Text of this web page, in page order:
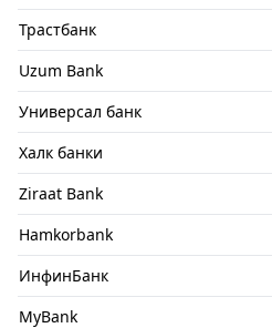
Трастбанк
Uzum Bank
Универсал банк
Халк банки
Ziraat Bank
Hamkorbank
ИнфинБанк
MyBank